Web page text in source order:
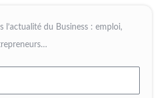
l’actualité du Business : emploi,